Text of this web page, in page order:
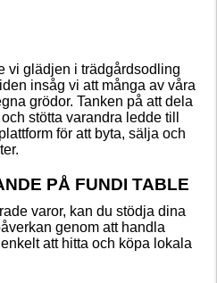
vi glädjen i trädgårdsodling
insåg vi att många av våra
grödor. Tanken på att dela
stötta varandra ledde till
för att byta, sälja och
PÅ FUNDI TABLE
varor, kan du stödja dina
genom att handla
att hitta och köpa lokala